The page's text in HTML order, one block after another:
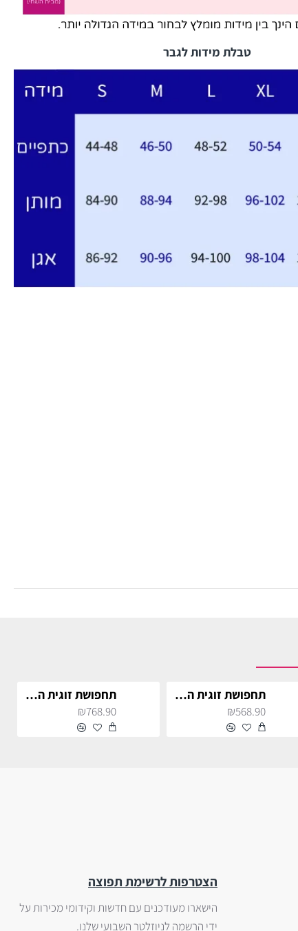
טבלת מידות לגבר
תחפושת זוגית היפים מעידן הדיסקו
₪568.90
תחפושת זוגית הכובען והכובענית
₪768.90
הצטרפות לרשימת תפוצה
הישארו מעודכנים עם חדשות וקידומי מכירות על
ידי הרשמה לניוזלטר השבועי שלנו.